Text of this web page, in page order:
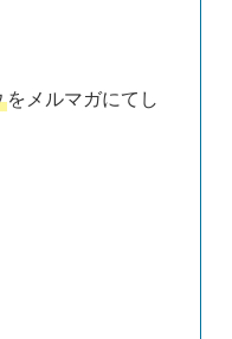
をメルマガにてし